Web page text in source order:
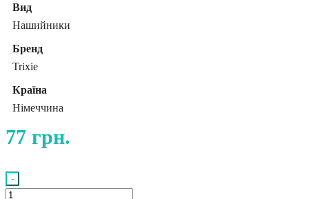
Вид
Нашийники
Бренд
Trixie
Країна
Німеччина
77 грн.
-
Нашийник